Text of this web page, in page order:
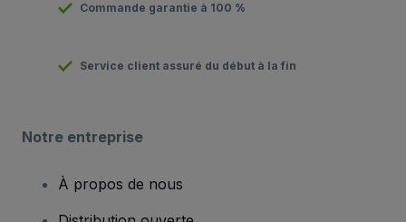
Commande garantie à 100 %
Service client assuré du début à la fin
Notre entreprise
À propos de nous